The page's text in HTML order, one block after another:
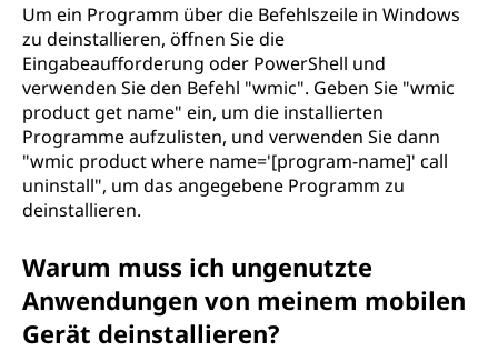
Um ein Programm über die Befehlszeile in Windows
zu deinstallieren, öffnen Sie die
Eingabeaufforderung oder PowerShell und
verwenden Sie den Befehl "wmic". Geben Sie "wmic
product get name" ein, um die installierten
Programme aufzulisten, und verwenden Sie dann
"wmic product where name='[program-name]' call
uninstall", um das angegebene Programm zu
deinstallieren.
Warum muss ich ungenutzte
Anwendungen von meinem mobilen
Gerät deinstallieren?